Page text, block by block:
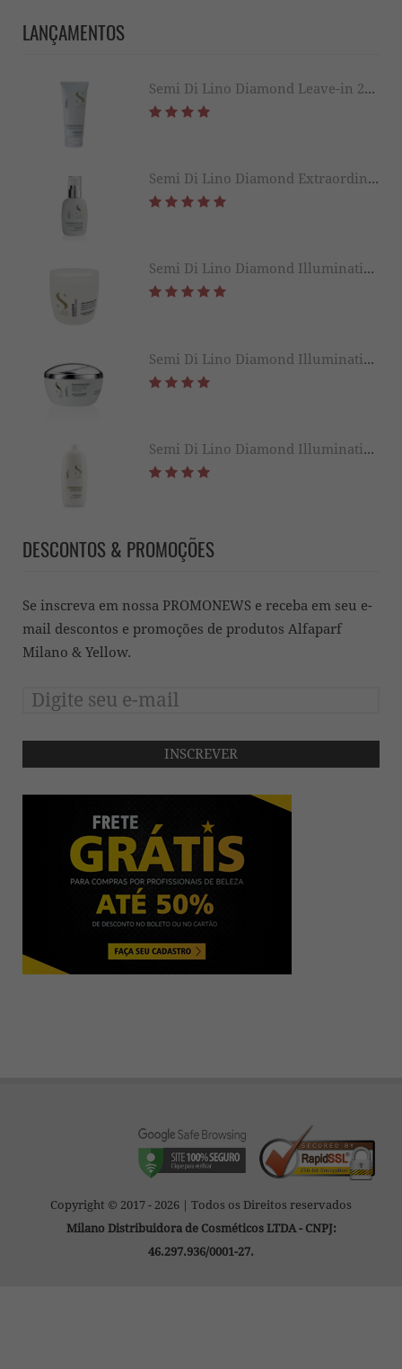
LANÇAMENTOS
Semi Di Lino Diamond Leave-in 200ml
Semi Di Lino Diamond Extraordinary All in 1 Fluid 125ML
Semi Di Lino Diamond Illuminating Mask 500ML
Semi Di Lino Diamond Illuminating Mask 200ML
Semi Di Lino Diamond Illuminating Conditioner 1000ML
DESCONTOS & PROMOÇÕES
Se inscreva em nossa PROMONEWS e receba em seu e-
mail descontos e promoções de produtos Alfaparf
Milano & Yellow.
INSCREVER
Copyright © 2017 - 2026 | Todos os Direitos reservados
Milano Distribuidora de Cosméticos LTDA - CNPJ:
46.297.936/0001-27.